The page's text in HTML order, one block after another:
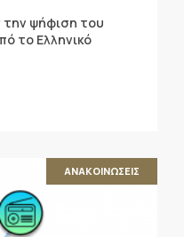
την ψήφιση του
το Ελληνικό
ΑΝΑΚΟΙΝΩΣΕΙΣ